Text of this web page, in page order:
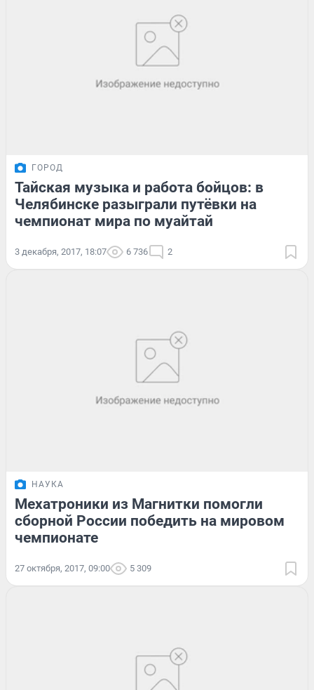
ГОРОД
Тайская музыка и работа бойцов: в
Челябинске разыграли путёвки на
чемпионат мира по муайтай
3 декабря, 2017, 18:07 6 736 2
НАУКА
Мехатроники из Магнитки помогли
сборной России победить на мировом
чемпионате
27 октября, 2017, 09:00 5 309